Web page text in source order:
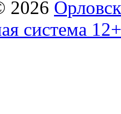
2026
система 12+